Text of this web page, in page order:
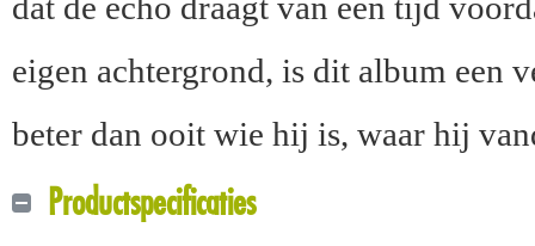
eigen achtergrond, is dit album een
beter dan ooit wie hij is, waar hij
Productspecificaties